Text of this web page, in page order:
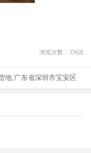
浏览次数： 356次
地:广东省深圳市宝安区